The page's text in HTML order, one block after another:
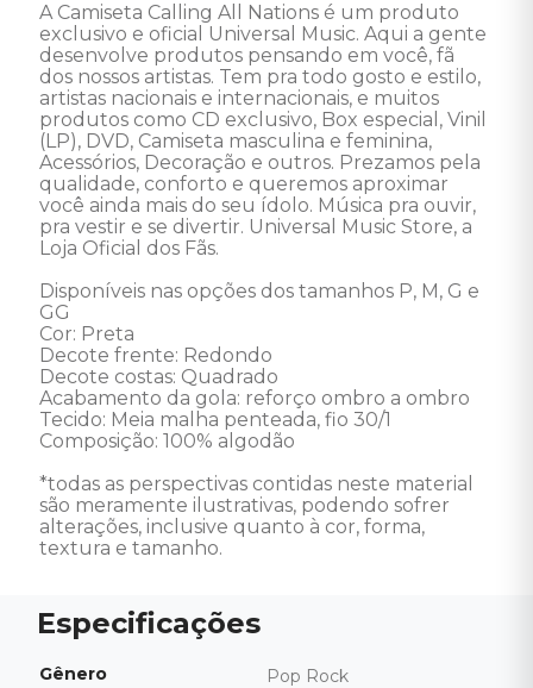
A Camiseta Calling All Nations é um produto
exclusivo e oficial Universal Music. Aqui a gente
desenvolve produtos pensando em você, fã
dos nossos artistas. Tem pra todo gosto e estilo,
artistas nacionais e internacionais, e muitos
produtos como CD exclusivo, Box especial, Vinil
(LP), DVD, Camiseta masculina e feminina,
Acessórios, Decoração e outros. Prezamos pela
qualidade, conforto e queremos aproximar
você ainda mais do seu ídolo. Música pra ouvir,
pra vestir e se divertir. Universal Music Store, a
Loja Oficial dos Fãs.
Disponíveis nas opções dos tamanhos P, M, G e
GG
Cor: Preta
Decote frente: Redondo
Decote costas: Quadrado
Acabamento da gola: reforço ombro a ombro
Tecido: Meia malha penteada, fio 30/1
Composição: 100% algodão
*todas as perspectivas contidas neste material
são meramente ilustrativas, podendo sofrer
alterações, inclusive quanto à cor, forma,
textura e tamanho.
Gênero Pop Rock